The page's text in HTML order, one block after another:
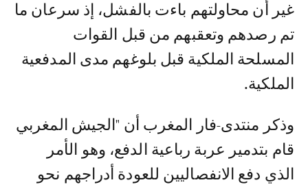
غير أن محاولتهم باءت بالفشل، إذ سرعان ما
تم رصدهم وتعقبهم من قبل القوات
المسلحة الملكية قبل بلوغهم مدى المدفعية
الملكية.
وذكر منتدى-فار المغرب أن "الجيش المغربي
قام بتدمير عربة رباعية الدفع، وهو الأمر
الذي دفع الانفصاليين للعودة أدراجهم نحو